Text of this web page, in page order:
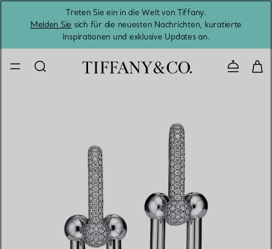
Treten Sie ein in die Welt von Tiffany.
Melden Sie sich für die neuesten Nachrichten, kuratierte
Inspirationen und exklusive Updates an.